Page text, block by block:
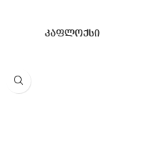
კაფლოქსი